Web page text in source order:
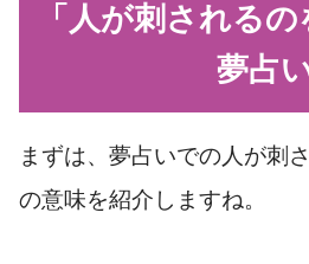
「人が刺される
夢占
まずは、夢占いでの人が刺
の意味を紹介しますね。